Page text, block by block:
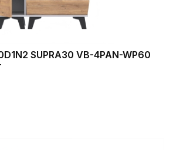
SUPRA30 VB-4PAN-WP60